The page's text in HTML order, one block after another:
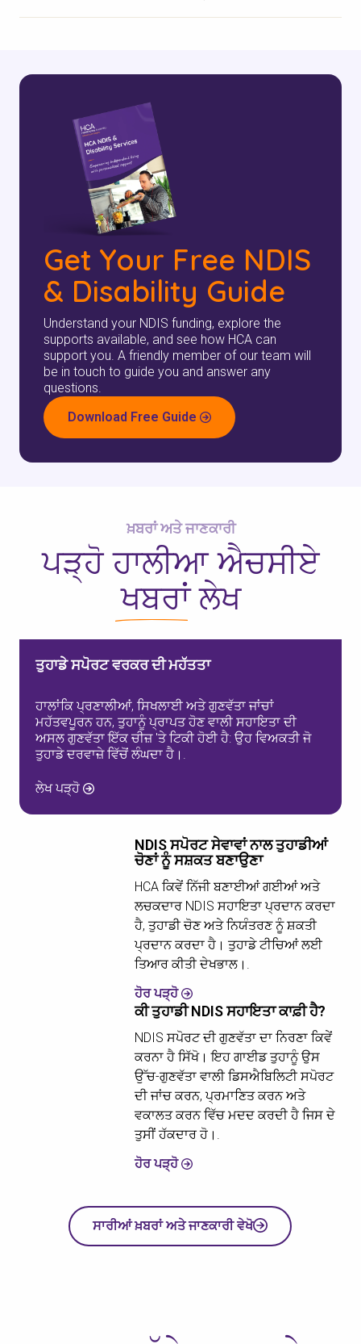
Get Your Free NDIS
& Disability Guide
Understand your NDIS funding, explore the
supports available, and see how HCA can
support you. A friendly member of our team will
be in touch to guide you and answer any
questions.
Download Free Guide
ਖ਼ਬਰਾਂ ਅਤੇ ਜਾਣਕਾਰੀ
ਪੜ੍ਹੋਹਾਲੀਆ ਐਚਸੀਏ
ਖਬਰਾਂਲੇਖ
ਤੁਹਾਡੇ ਸਪੋਰਟ ਵਰਕਰ ਦੀ ਮਹੱਤਤਾ
ਹਾਲਾਂਕਿ ਪ੍ਰਣਾਲੀਆਂ, ਸਿਖਲਾਈ ਅਤੇ ਗੁਣਵੱਤਾ ਜਾਂਚਾਂ
ਮਹੱਤਵਪੂਰਨ ਹਨ, ਤੁਹਾਨੂੰ ਪ੍ਰਾਪਤ ਹੋਣ ਵਾਲੀ ਸਹਾਇਤਾ ਦੀ
ਅਸਲ ਗੁਣਵੱਤਾ ਇੱਕ ਚੀਜ਼ 'ਤੇ ਟਿਕੀ ਹੋਈ ਹੈ: ਉਹ ਵਿਅਕਤੀ ਜੋ
ਤੁਹਾਡੇ ਦਰਵਾਜ਼ੇ ਵਿੱਚੋਂ ਲੰਘਦਾ ਹੈ।.
ਲੇਖ ਪੜ੍ਹੋ
NDIS ਸਪੋਰਟ ਸੇਵਾਵਾਂ ਨਾਲ ਤੁਹਾਡੀਆਂ
ਚੋਣਾਂ ਨੂੰ ਸਸ਼ਕਤ ਬਣਾਉਣਾ
HCA ਕਿਵੇਂ ਨਿੱਜੀ ਬਣਾਈਆਂ ਗਈਆਂ ਅਤੇ
ਲਚਕਦਾਰ NDIS ਸਹਾਇਤਾ ਪ੍ਰਦਾਨ ਕਰਦਾ
ਹੈ, ਤੁਹਾਡੀ ਚੋਣ ਅਤੇ ਨਿਯੰਤਰਣ ਨੂੰ ਸ਼ਕਤੀ
ਪ੍ਰਦਾਨ ਕਰਦਾ ਹੈ। ਤੁਹਾਡੇ ਟੀਚਿਆਂ ਲਈ
ਤਿਆਰ ਕੀਤੀ ਦੇਖਭਾਲ।.
ਹੋਰ ਪੜ੍ਹੋ
ਕੀ ਤੁਹਾਡੀ NDIS ਸਹਾਇਤਾ ਕਾਫ਼ੀ ਹੈ?
NDIS ਸਪੋਰਟ ਦੀ ਗੁਣਵੱਤਾ ਦਾ ਨਿਰਣਾ ਕਿਵੇਂ
ਕਰਨਾ ਹੈ ਸਿੱਖੋ। ਇਹ ਗਾਈਡ ਤੁਹਾਨੂੰ ਉਸ
ਉੱਚ-ਗੁਣਵੱਤਾ ਵਾਲੀ ਡਿਸਐਬਿਲਿਟੀ ਸਪੋਰਟ
ਦੀ ਜਾਂਚ ਕਰਨ, ਪ੍ਰਮਾਣਿਤ ਕਰਨ ਅਤੇ
ਵਕਾਲਤ ਕਰਨ ਵਿੱਚ ਮਦਦ ਕਰਦੀ ਹੈ ਜਿਸ ਦੇ
ਤੁਸੀਂ ਹੱਕਦਾਰ ਹੋ।.
ਹੋਰ ਪੜ੍ਹੋ
ਸਾਰੀਆਂ ਖ਼ਬਰਾਂ ਅਤੇ ਜਾਣਕਾਰੀ ਵੇਖੋ
ਇਹ ਦੇਖਣ ਲਈ ਕਿ ਅਸੀਂ ਤੁਹਾਡੇ ਖੇਤਰ ਵਿੱਚ
ਸੇਵਾ ਪ੍ਰਦਾਨ ਕਰਦੇ ਹਾਂ।.
ਖੋਜੋ